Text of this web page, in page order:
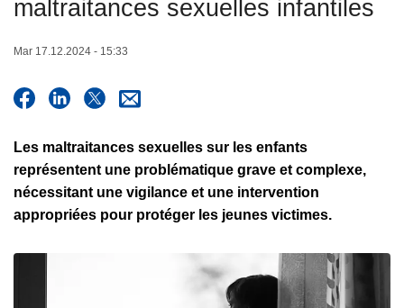
maltraitances sexuelles infantiles
Mar 17.12.2024 - 15:33
Les maltraitances sexuelles sur les enfants
représentent une problématique grave et complexe,
nécessitant une vigilance et une intervention
appropriées pour protéger les jeunes victimes.